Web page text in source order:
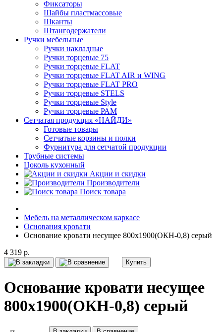
Фиксаторы
Шайбы пластмассовые
Шканты
Штангодержатели
Ручки мебельные
Ручки накладные
Ручки торцевые 75
Ручки торцевые FLAT
Ручки торцевые FLAT AIR и WING
Ручки торцевые FLAT PRO
Ручки торцевые STELS
Ручки торцевые Style
Ручки торцевые РАМ
Сетчатая продукция «НАЙДИ»
Готовые товары
Сетчатые корзины и полки
Фурнитура для сетчатой продукции
Трубные системы
Цоколь кухонный
Акции и скидки
Производители
Поиск товара
Мебель на металлическом каркасе
Основания кровати
Основание кровати несущее 800х1900(ОКН-0,8) серый
4 319 р.
Купить
Основание кровати несущее
800х1900(ОКН-0,8) серый